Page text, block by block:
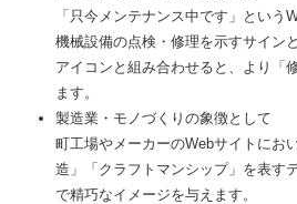
「只今メンテナンス中です」という
機械設備の点検・修理を示すサイン
アイコンと組み合わせると、より「
ます。
製造業・モノづくりの象徴として
町工場やメーカーのWebサイトにお
造」「クラフトマンシップ」を表す
で精巧なイメージを与えます。